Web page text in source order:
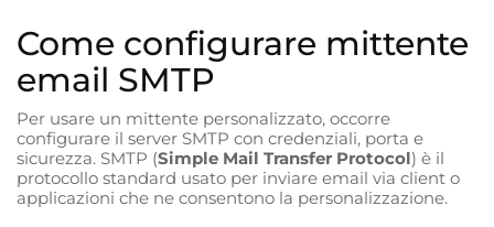
Come configurare mittente
email SMTP
Per usare un mittente personalizzato, occorre
configurare il server SMTP con credenziali, porta e
sicurezza. SMTP (Simple Mail Transfer Protocol) è il
protocollo standard usato per inviare email via client o
applicazioni che ne consentono la personalizzazione.